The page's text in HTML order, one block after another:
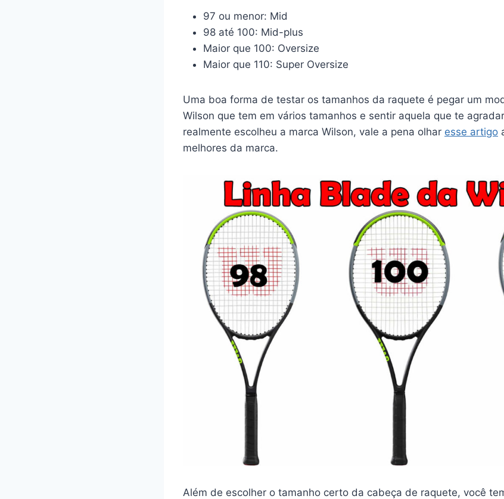
97 ou menor: Mid
98 até 100: Mid-plus
Maior que 100: Oversize
Maior que 110: Super Oversize
Uma boa forma de testar os tamanhos da raquete é pegar um
Wilson que tem em vários tamanhos e sentir aquela que te
realmente escolheu a marca Wilson, vale a pena olhar esse artigo
melhores da marca.
Além de escolher o tamanho certo da cabeça de raquete, você